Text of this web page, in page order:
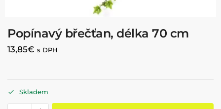
Popínavý břečťan, délka 70 cm
13,85€ s DPH
Skladem